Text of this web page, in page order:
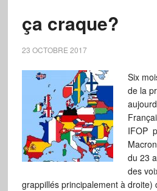
ça craque?
23 OCTOBRE 2017
Six
de la
IFOP
du 23
des
grappillés principalement à droite)